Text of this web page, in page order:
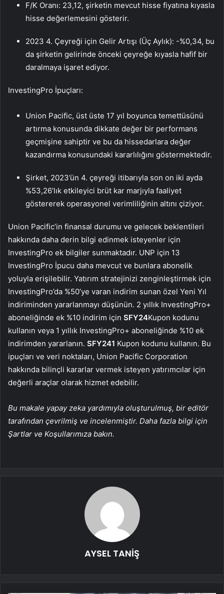
F/K Oranı: 23,12, şirketin mevcut hisse fiyatına kıyasla
hisse değerlemesini gösterir.
2023 4. Çeyreği için Gelir Artışı (Üç Aylık): -%0,34, bu
da şirketin gelirinde önceki çeyreğe kıyasla hafif bir
daralmaya işaret ediyor.
InvestingPro İpuçları:
Union Pacific, üst üste 17 yıl boyunca temettüsünü
artırma konusunda dikkate değer bir performans
geçmişine sahiptir ve bu da hissedarlara değer
kazandırma konusundaki kararlılığını göstermektedir.
Şirket, 2023’ün 4. çeyreği itibarıyla son on iki ayda
%53,26’lık etkileyici brüt kar marjıyla faaliyet
göstererek operasyonel verimliliğinin altını çiziyor.
Union Pacific’in finansal durumu ve gelecek beklentileri
hakkında daha derin bilgi edinmek isteyenler için
InvestingPro ek bilgiler sunmaktadır. UNP için 13
InvestingPro İpucu daha mevcut ve bunlara abonelik
yoluyla erişilebilir. Yatırım stratejinizi zenginleştirmek için
InvestingPro’da %50’ye varan indirim sunan özel Yeni Yıl
indiriminden yararlanmayı düşünün. 2 yıllık InvestingPro+
aboneliğinde ek %10 indirim için SFY24Kupon kodunu
kullanın veya 1 yıllık InvestingPro+ aboneliğinde %10 ek
indirimden yararlanın. SFY241 Kupon kodunu kullanın. Bu
ipuçları ve veri noktaları, Union Pacific Corporation
hakkında bilinçli kararlar vermek isteyen yatırımcılar için
değerli araçlar olarak hizmet edebilir.
Bu makale yapay zeka yardımıyla oluşturulmuş, bir editör
tarafından çevrilmiş ve incelenmiştir. Daha fazla bilgi için
Şartlar ve Koşullarımıza bakın.
AYSEL TANİŞ